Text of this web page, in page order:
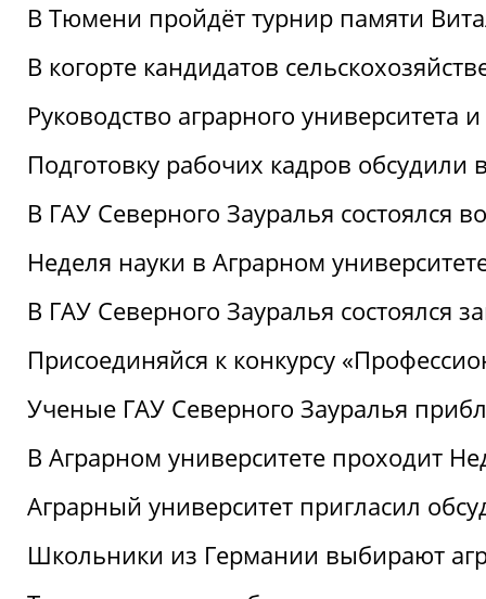
В Тюмени пройдёт турнир памяти
В когорте кандидатов
Руководство аграрного
Подготовку рабочих кадров
В ГАУ Северного Зауралья состоялся
Неделя науки в Аграрном
В ГАУ Северного Зауралья
Присоединяйся к конкурсу
Ученые ГАУ Северного Зауралья
В Аграрном университете проходит
Аграрный университет пригласил
Школьники из Германии выбирают